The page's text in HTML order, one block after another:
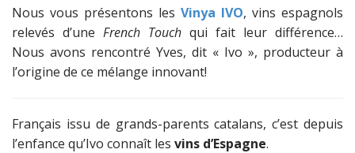
Nous vous présentons les Vinya IVO, vins espagnols
relevés d’une French Touch qui fait leur différence…
Nous avons rencontré Yves, dit « Ivo », producteur à
l’origine de ce mélange innovant!
Français issu de grands-parents catalans, c’est depuis
l’enfance qu’Ivo connaît les vins d’Espagne.